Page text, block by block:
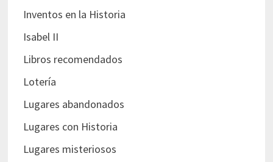
Inventos en la Historia
Isabel II
Libros recomendados
Lotería
Lugares abandonados
Lugares con Historia
Lugares misteriosos